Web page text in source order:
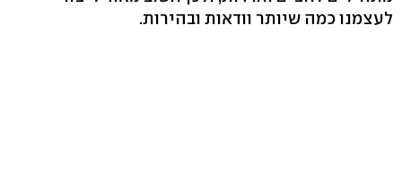
לעצמנו כמה שיותר וודאות ובהירות.